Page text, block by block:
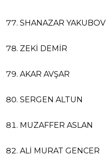
SHANAZAR YAKUBOV
ZEKİ DEMİR
AKAR AVŞAR
SERGEN ALTUN
MUZAFFER ASLAN
ALİ MURAT GENCER